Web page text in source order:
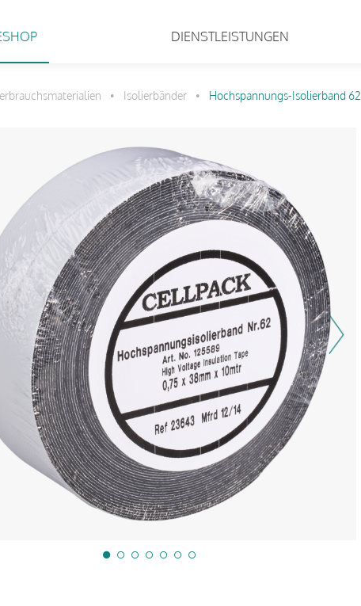
DIENSTLEISTUNGEN
• Isolierbänder • Hochspannungs-Isolierband 62